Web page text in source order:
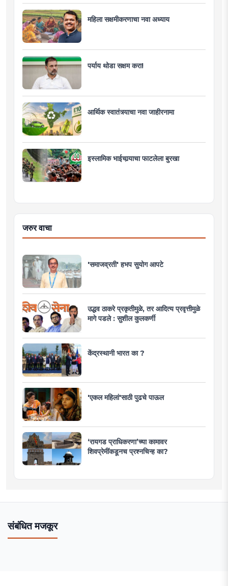
महिला सक्षमीकरणाचा नवा अध्याय
पर्याय थोडा सक्षम करा!
आर्थिक स्वातंत्र्याचा नवा जाहीरनामा
इस्लामिक भाईचार्‍याचा फाटलेला बुरखा
जरुर वाचा
'समाजव्रती' हभप सुयोग आपटे
उद्धव ठाकरे प्रकृतीमुळे, तर आदित्य प्रवृत्तीमुळे
मागे पडले : सुशील कुलकर्णी
केंद्रस्थानी भारत का ?
'एकल महिलां'साठी पुढचे पाऊल
‘रायगड प्राधिकरणा’च्या कामावर
शिवप्रेमींकडूनच प्रश्नचिन्ह का?
संबंधित मजकूर